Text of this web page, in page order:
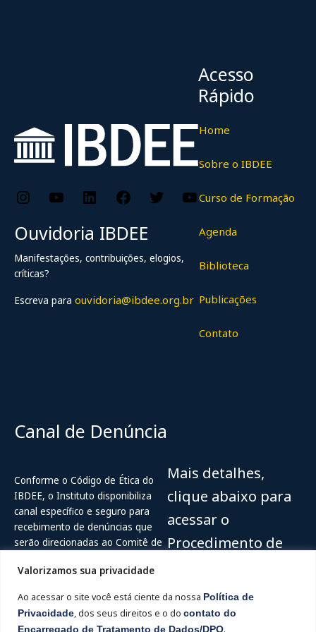
Valorizamos sua privacidade
Ao acessar o site você está ciente da nossa Política de
Privacidade, dos seus direitos e o do contato do
Encarregado de Tratamento de Dados/DPO.
Instagram
YouTube
LinkedIn
Facebook
Twitter
YouTube
Ouvidoria IBDEE
Manifestações, contribuições, elogios,
críticas?
Escreva para ouvidoria@ibdee.org.br
Acesso
Rápido
Home
Sobre o IBDEE
Curso de Formação
Agenda
Biblioteca
Publicações
Contato
Canal de Denúncia
Conforme o Código de Ética do
IBDEE, o Instituto disponibiliza
canal específico e seguro para
recebimento de denúncias que
serão direcionadas ao Comitê de
Ouvidor Digital )
Mais detalhes,
clique abaixo para
acessar o
Procedimento de
tratamento de
denúncias